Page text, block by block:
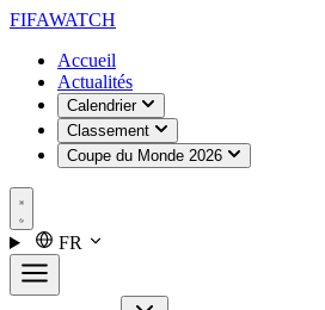
FIFAWATCH
Accueil
Actualités
Calendrier
Classement
Coupe du Monde 2026
FR